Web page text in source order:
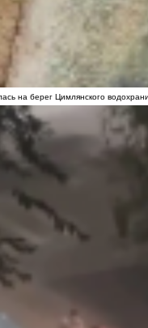
на берег Цимлянского